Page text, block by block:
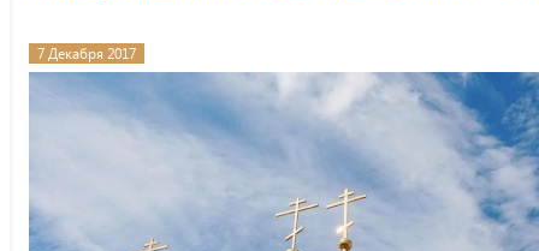
7 Декабря 2017